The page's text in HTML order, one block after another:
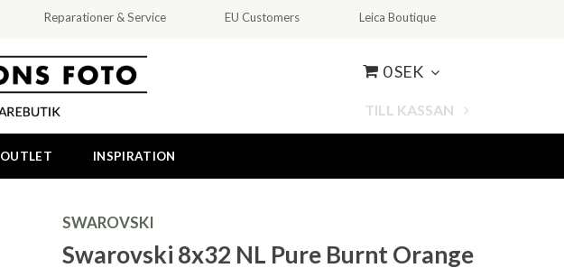
Reparationer & Service EU Customers Leica Boutique
0 SEK
TILL KASSAN
OUTLET INSPIRATION
SWAROVSKI
Swarovski 8x32 NL Pure Burnt Orange